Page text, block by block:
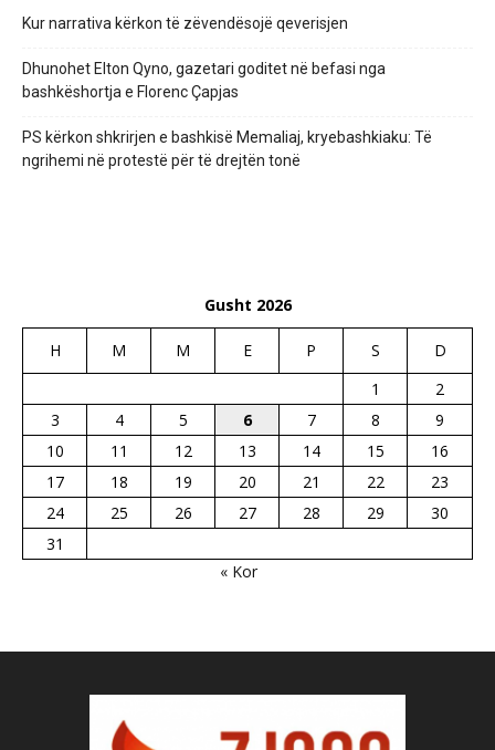
Kur narrativa kërkon të zëvendësojë qeverisjen
Dhunohet Elton Qyno, gazetari goditet në befasi nga
bashkëshortja e Florenc Çapjas
PS kërkon shkrirjen e bashkisë Memaliaj, kryebashkiaku: Të
ngrihemi në protestë për të drejtën tonë
Gusht 2026
H M M E P S
D
1
2
3
4 5 6 7 8
9
10
11 12 13 14 15
16
17
18 19 20 21 22
23
24
25 26 27 28 29
30
31
« Kor